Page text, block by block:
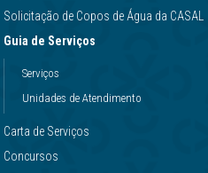
Solicitação de Copos de Água da CASAL
Guia de Serviços
Serviços
Unidades de Atendimento
Carta de Serviços
Concursos